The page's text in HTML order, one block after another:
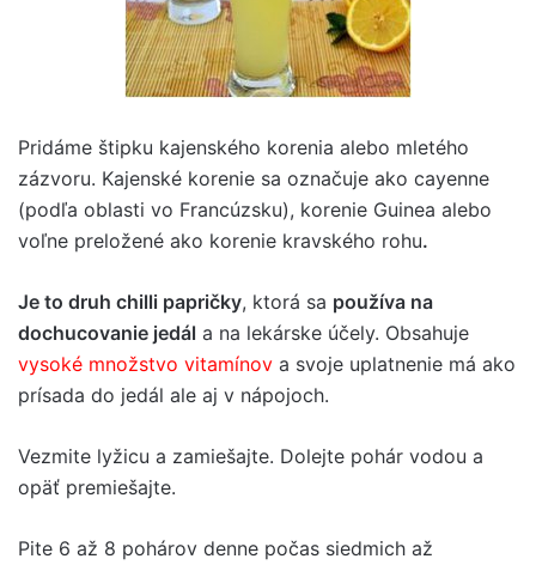
Pridáme štipku kajenského korenia alebo mletého
zázvoru. Kajenské korenie sa označuje ako cayenne
(podľa oblasti vo Francúzsku), korenie Guinea alebo
voľne preložené ako korenie kravského rohu.
Je to druh chilli papričky, ktorá sa používa na
dochucovanie jedál a na lekárske účely. Obsahuje
vysoké množstvo vitamínov a svoje uplatnenie má ako
prísada do jedál ale aj v nápojoch.
Vezmite lyžicu a zamiešajte. Dolejte pohár vodou a
opäť premiešajte.
Pite 6 až 8 pohárov denne počas siedmich až